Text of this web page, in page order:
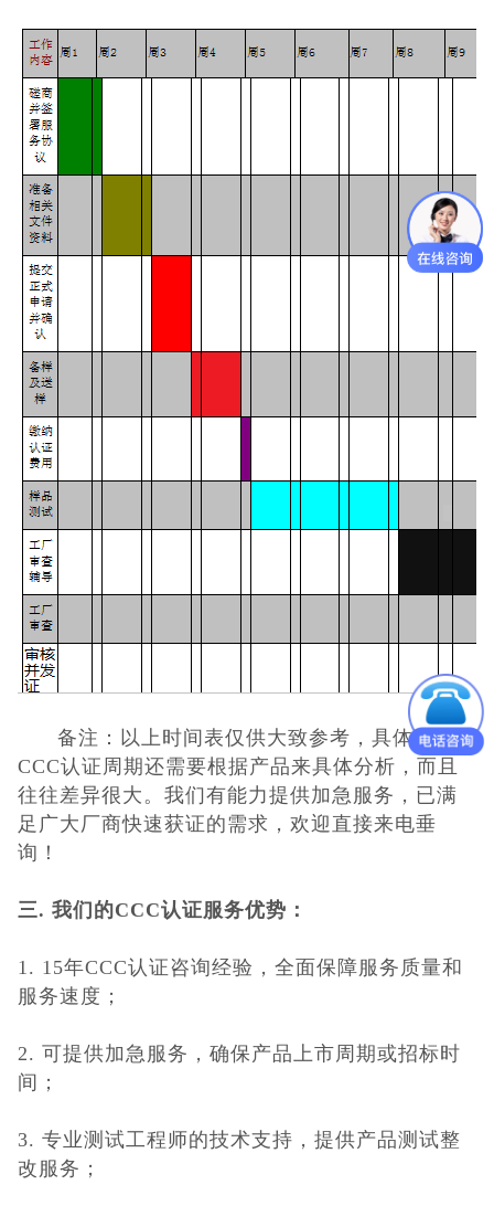
备注：以上时间表仅供大致参考，具体的
CCC认证周期还需要根据产品来具体分析，而且
往往差异很大。我们有能力提供加急服务，已满
足广大厂商快速获证的需求，欢迎直接来电垂
询！
三. 我们的CCC认证服务优势：
1. 15年CCC认证咨询经验，全面保障服务质量和
服务速度；
2. 可提供加急服务，确保产品上市周期或招标时
间；
3. 专业测试工程师的技术支持，提供产品测试整
改服务；